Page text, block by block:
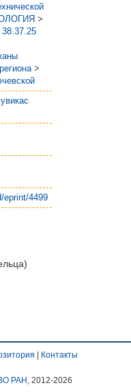
>
38.37.25
>
eprint/4499
| Контакты
РАН , 2012-2026